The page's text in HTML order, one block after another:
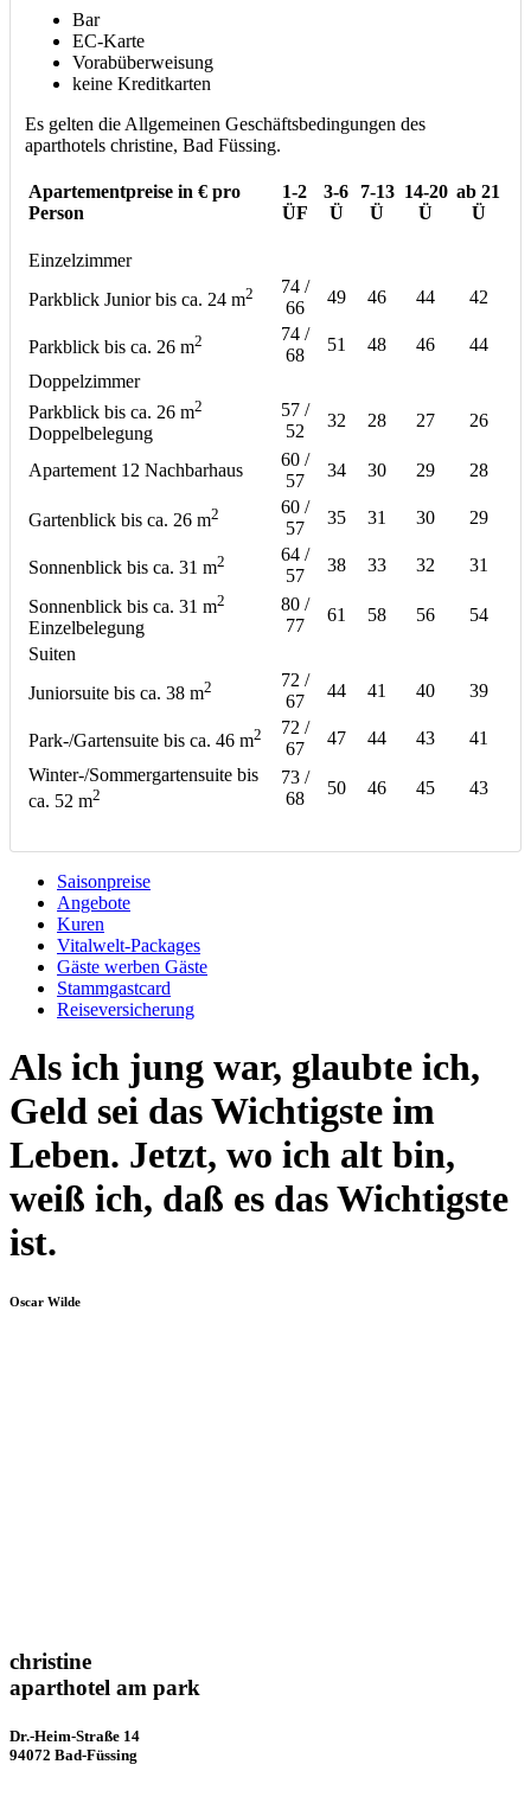
Bar
EC-Karte
Vorabüberweisung
keine Kreditkarten
Es gelten die Allgemeinen Geschäftsbedingungen des
aparthotels christine, Bad Füssing.
Apartementpreise in € pro
Person
1-2
ÜF
3-6
Ü
7-13
Ü
14-20
Ü
ab 21
Ü
Einzelzimmer
Parkblick Junior bis ca. 24 m2
74 /
66
49 46 44 42
Parkblick bis ca. 26 m2
74 /
68
51 48 46
44
Doppelzimmer
Parkblick bis ca. 26 m2
Doppelbelegung
57 /
52
32 28 27 26
Apartement 12 Nachbarhaus
60 /
57
34 30 29 28
Gartenblick bis ca. 26 m2
60 /
57
35 31 30 29
Sonnenblick bis ca. 31 m2
64 /
57
38 33 32 31
Sonnenblick bis ca. 31 m2
Einzelbelegung
80 /
77
61 58 56
54
Suiten
Juniorsuite bis ca. 38 m2
72 /
67
44 41 40 39
Park-/Gartensuite bis ca. 46 m2
72 /
67
47 44 43
41
Winter-/Sommergartensuite bis
ca. 52 m2
73 /
68
50 46 45 43
Saisonpreise
Angebote
Kuren
Vitalwelt-Packages
Gäste werben Gäste
Stammgastcard
Reiseversicherung
Als ich jung war, glaubte ich,
Geld sei das Wichtigste im
Leben. Jetzt, wo ich alt bin,
weiß ich, daß es das Wichtigste
ist.
Oscar Wilde
christine
aparthotel am park
Dr.-Heim-Straße 14
94072 Bad-Füssing